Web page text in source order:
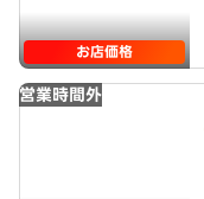
お店価格
営業時間外